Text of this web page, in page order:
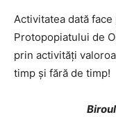
Activitatea dată
Protopopiatului de
prin activități
timp și fără de timp!